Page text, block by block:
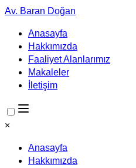
Av. Baran Doğan
Anasayfa
Hakkımızda
Faaliyet Alanlarımız
Makaleler
İletişim
×
Anasayfa
Hakkımızda